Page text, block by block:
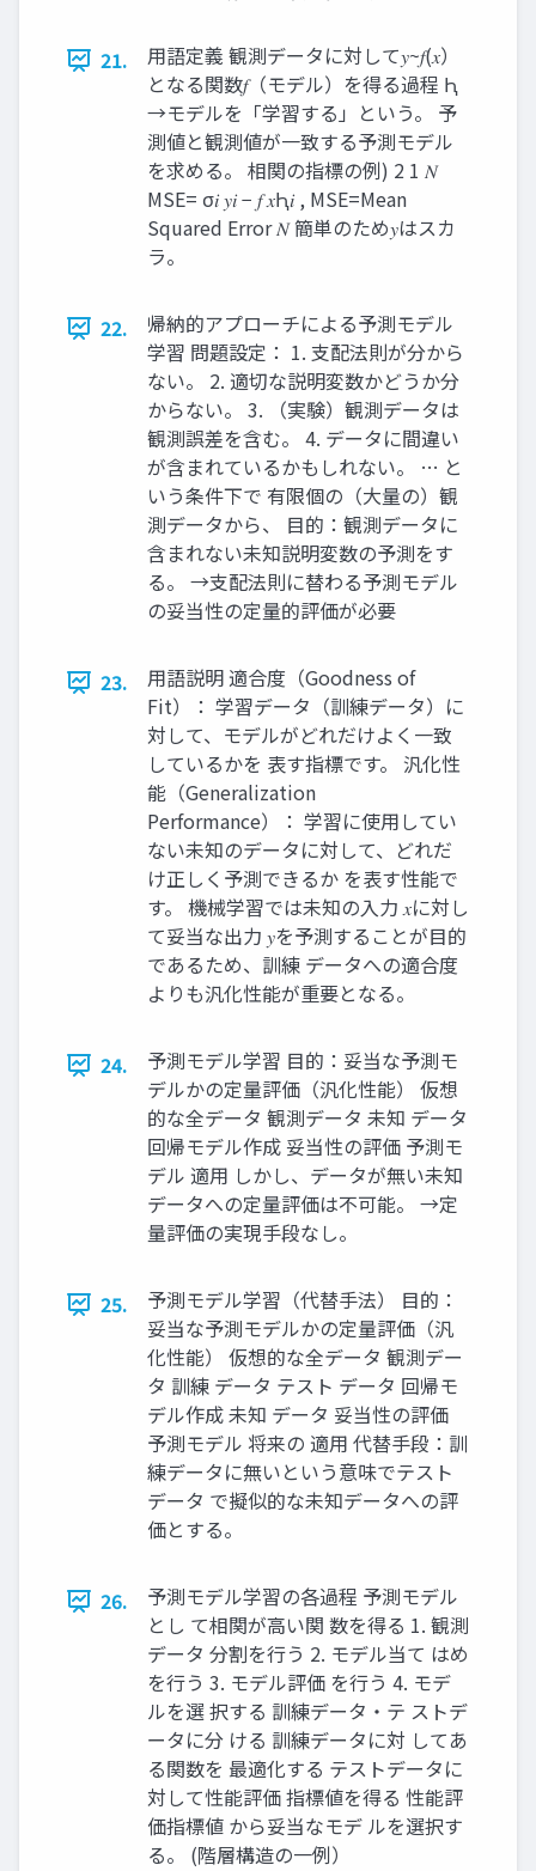
21.
用語定義 観測データに対して𝑦~𝑓(𝑥）
となる関数𝑓（モデル）を得る過程 Ԧ
→モデルを「学習する」という。 予
測値と観測値が一致する予測モデル
を求める。 相関の指標の例) 2 1 𝑁
MSE= σ𝑖 𝑦𝑖 − 𝑓 𝑥Ԧ𝑖 , MSE=Mean
Squared Error 𝑁 簡単のため𝑦はスカ
ラ。
22.
帰納的アプローチによる予測モデル
学習 問題設定： 1. 支配法則が分から
ない。 2. 適切な説明変数かどうか分
からない。 3. （実験）観測データは
観測誤差を含む。 4. データに間違い
が含まれているかもしれない。 … と
いう条件下で 有限個の（大量の）観
測データから、 目的：観測データに
含まれない未知説明変数の予測をす
る。 →支配法則に替わる予測モデル
の妥当性の定量的評価が必要
23.
用語説明 適合度（Goodness of
Fit）： 学習データ（訓練データ）に
対して、モデルがどれだけよく一致
しているかを 表す指標です。 汎化性
能（Generalization
Performance）： 学習に使用してい
ない未知のデータに対して、どれだ
け正しく予測できるか を表す性能で
す。 機械学習では未知の入力 𝑥に対し
て妥当な出力 𝑦を予測することが目的
であるため、訓練 データへの適合度
よりも汎化性能が重要となる。
24.
予測モデル学習 目的：妥当な予測モ
デルかの定量評価（汎化性能） 仮想
的な全データ 観測データ 未知 データ
回帰モデル作成 妥当性の評価 予測モ
デル 適用 しかし、データが無い未知
データへの定量評価は不可能。 →定
量評価の実現手段なし。
25.
予測モデル学習（代替手法） 目的：
妥当な予測モデルかの定量評価（汎
化性能） 仮想的な全データ 観測デー
タ 訓練 データ テスト データ 回帰モ
デル作成 未知 データ 妥当性の評価
予測モデル 将来の 適用 代替手段：訓
練データに無いという意味でテスト
データ で擬似的な未知データへの評
価とする。
26.
予測モデル学習の各過程 予測モデル
とし て相関が高い関 数を得る 1. 観測
データ 分割を行う 2. モデル当て はめ
を行う 3. モデル評価 を行う 4. モデ
ルを選 択する 訓練データ・テ ストデ
ータに分 ける 訓練データに対 してあ
る関数を 最適化する テストデータに
対して性能評価 指標値を得る 性能評
価指標値 から妥当なモデ ルを選択す
る。 (階層構造の一例）